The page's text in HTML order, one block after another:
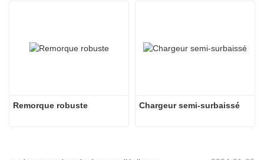
Remorque robuste Chargeur semi-surbaissé